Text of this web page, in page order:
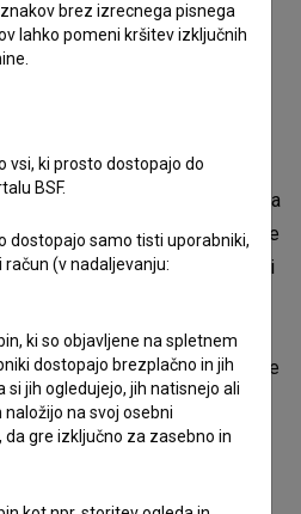
interdisciplinarna umetnica,
iz likovne umetnosti
– AVA, trenutno pa je
videa, animacije in novih
umetnost in oblikovanje
za film
je razvila
scena. Njeno delo združuje
sodobne družbene teme skozi
njenih del je transformacija
skozi preizpraševanje
in izkušenj predvsem milenijske
eno vse je vseeno(2022) je
FSVP in nagrado za najboljši
Les Instants Vidéo v
brez izrecnega pisnega
lahko pomeni kršitev izključnih
vsi, ki prosto dostopajo do
BSF.
dostopajo samo tisti uporabniki,
(v nadaljevanju:
ki so objavljene na spletnem
dostopajo brezplačno in jih
si jih ogledujejo, jih natisnejo ali
na svoj osebni
gre izključno za zasebno in